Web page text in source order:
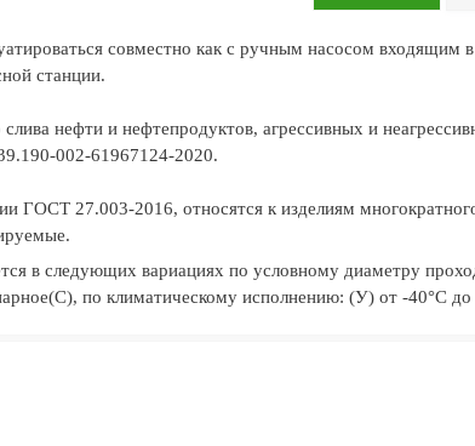
совместно как с ручным насосом входящим
станции.
слива нефти и нефтепродуктов, агрессивных и
002-61967124-2020.
ГОСТ 27.003-2016, относятся к изделиям
в следующих вариациях по условному диаметру
по климатическому исполнению: (У) от -40°С